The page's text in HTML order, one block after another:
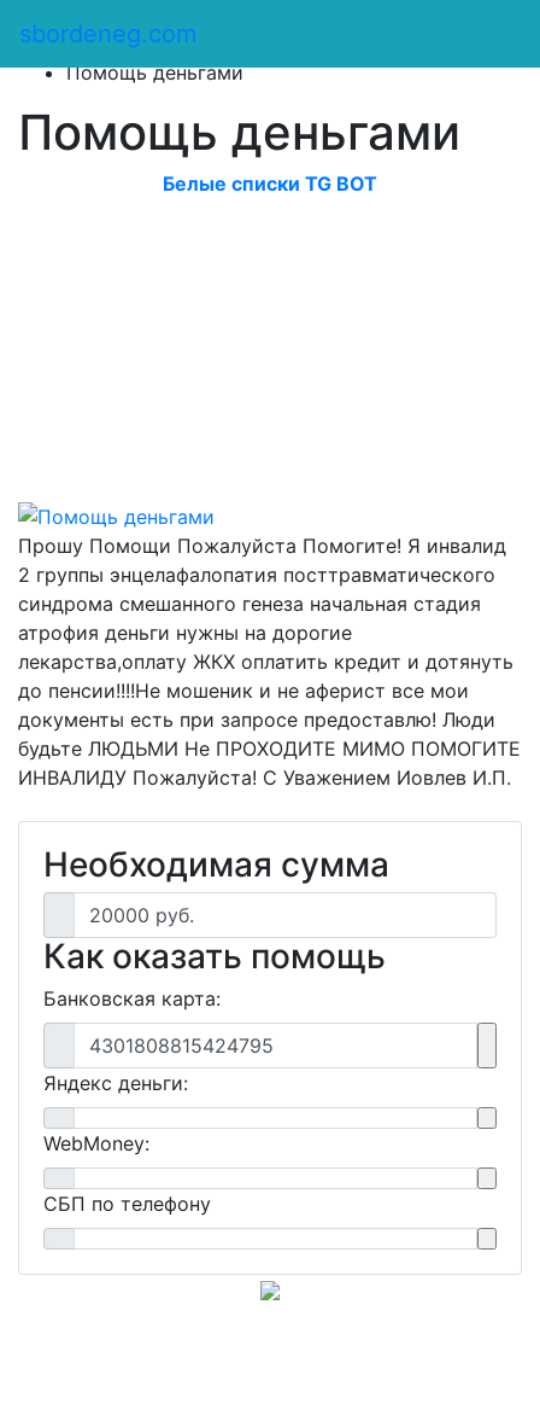
sbordeneg.com
Оказать помощь
Помощь деньгами
Помощь деньгами
Белые списки TG BOT
Прошу Помощи Пожалуйста Помогите! Я инвалид
2 группы энцелафалопатия посттравматического
синдрома смешанного генеза начальная стадия
атрофия деньги нужны на дорогие
лекарства,оплату ЖКХ оплатить кредит и дотянуть
до пенсии!!!!Не мошеник и не аферист все мои
документы есть при запросе предоставлю! Люди
будьте ЛЮДЬМИ Не ПРОХОДИТЕ МИМО ПОМОГИТЕ
ИНВАЛИДУ Пожалуйста! С Уважением Иовлев И.П.
Необходимая сумма
20000 руб.
Как оказать помощь
Банковская карта:
4301808815424795
Яндекс деньги:
WebMoney:
СБП по телефону